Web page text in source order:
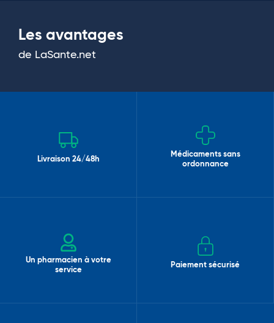
Les avantages
de LaSante.net
Livraison 24/48h
Médicaments sans
ordonnance
Un pharmacien à votre
service
Paiement sécurisé